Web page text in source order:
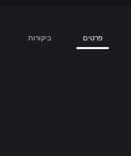
פרטים ביקורות